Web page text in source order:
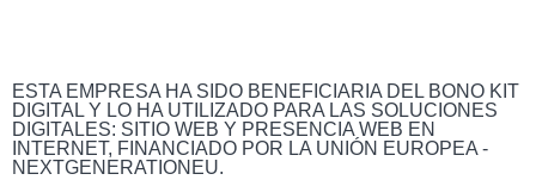
ESTA EMPRESA HA SIDO BENEFICIARIA DEL BONO KIT
DIGITAL Y LO HA UTILIZADO PARA LAS SOLUCIONES
DIGITALES: SITIO WEB Y PRESENCIA WEB EN
INTERNET, FINANCIADO POR LA UNIÓN EUROPEA -
NEXTGENERATIONEU.